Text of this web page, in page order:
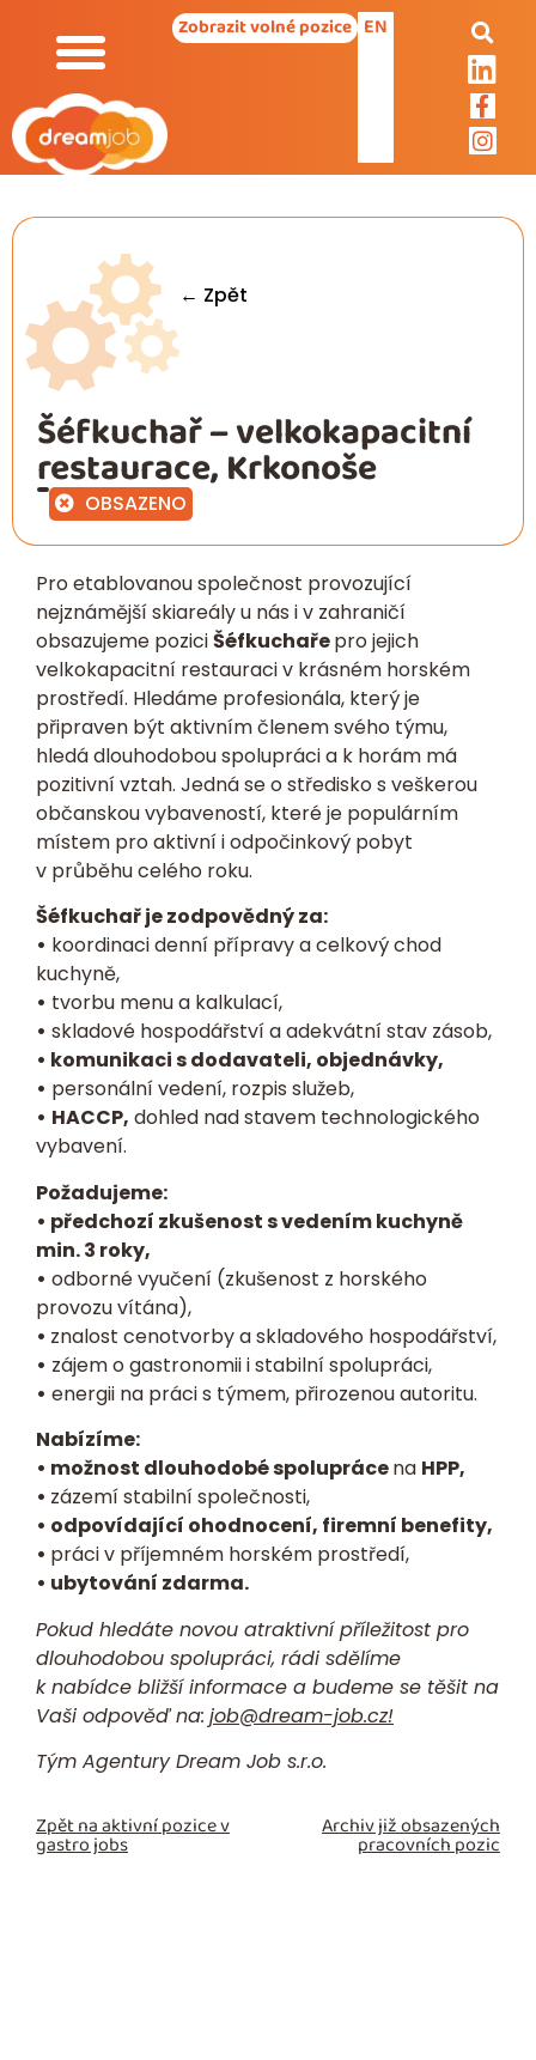
Zobrazit volné pozice EN
← Zpět
Šéfkuchař – velkokapacitní
restaurace, Krkonoše
OBSAZENO
Pro etablovanou společnost provozující
nejznámější skiareály u nás i v zahraničí
obsazujeme poziciŠéfkuchařepro jejich
velkokapacitní restauraci v krásném horském
prostředí. Hledáme profesionála, který je
připraven být aktivním členem svého týmu,
hledá dlouhodobou spolupráci a k horám má
pozitivní vztah. Jedná se o středisko s veškerou
občanskou vybaveností, které je populárním
místem pro aktivní i odpočinkový pobyt
v průběhu celého roku.
Šéfkuchařje zodpovědný za:
• koordinaci denní přípravy a celkový chod
kuchyně,
• tvorbu menu a kalkulací,
• skladové hospodářství a adekvátní stav zásob,
• komunikaci s dodavateli, objednávky,
• personální vedení, rozpis služeb,
• HACCP, dohled nad stavem technologického
vybavení.
Požadujeme:
• předchozí zkušenost s vedením kuchyně
min. 3 roky,
• odborné vyučení (zkušenost z horského
provozu vítána),
• znalost cenotvorby a skladového hospodářství,
• zájem o gastronomii i stabilní spolupráci,
• energii na práci s týmem, přirozenou autoritu.
Nabízíme:
• možnost dlouhodobé spoluprácena HPP,
• zázemí stabilní společnosti,
• odpovídající ohodnocení, firemní benefity,
• práci v příjemném horském prostředí,
• ubytování zdarma.
Pokud hledáte novou atraktivní příležitost pro
dlouhodobou spolupráci, rádi sdělíme
k nabídce bližší informace a budeme se těšit na
Vaši odpověď na: job@dream-job.cz!
Tým Agentury Dream Job s.r.o.
Zpět na aktivní pozice v
gastro jobs
Archiv již obsazených
pracovních pozic